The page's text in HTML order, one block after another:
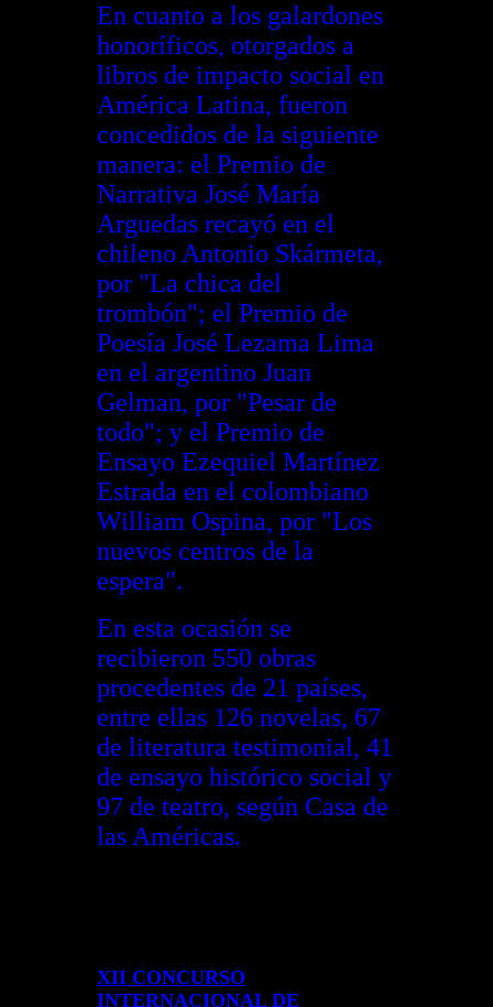
En cuanto a los galardones
honoríficos, otorgados a
libros de impacto social en
América Latina, fueron
concedidos de la siguiente
manera: el Premio de
Narrativa José María
Arguedas recayó en el
chileno Antonio Skármeta,
por "La chica del
trombón"; el Premio de
Poesía José Lezama Lima
en el argentino Juan
Gelman, por "Pesar de
todo"; y el Premio de
Ensayo Ezequiel Martínez
Estrada en el colombiano
William Ospina, por "Los
nuevos centros de la
espera".
En esta ocasión se
recibieron 550 obras
procedentes de 21 países,
entre ellas 126 novelas, 67
de literatura testimonial, 41
de ensayo histórico social y
97 de teatro, según Casa de
las Américas.
XII CONCURSO
INTERNACIONAL DE